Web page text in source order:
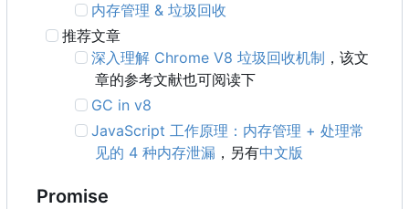
内存管理 & 垃圾回收
推荐文章
深入理解 Chrome V8 垃圾回收机制 ，该文
章的参考文献也可阅读下
GC in v8
JavaScript 工作原理：内存管理 + 处理常
见的 4 种内存泄漏 ，另有中文版
Promise